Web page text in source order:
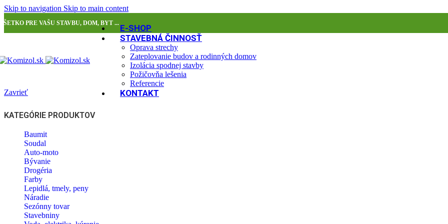
Skip to navigation Skip to main content
PRE VAŠU STAVBU, DOM, BYT ... E-SHOP
STAVEBNÁ ČINNOSŤ
Oprava strechy
Zateplovanie budov a rodinných domov
Izolácia spodnej stavby
Požičovňa lešenia
Referencie
KONTAKT
Zavrieť
KATEGÓRIE PRODUKTOV
Baumit
Soudal
Auto-moto
Bývanie
Drogéria
Farby
Lepidlá, tmely, peny
Náradie
Sezónny tovar
Stavebniny